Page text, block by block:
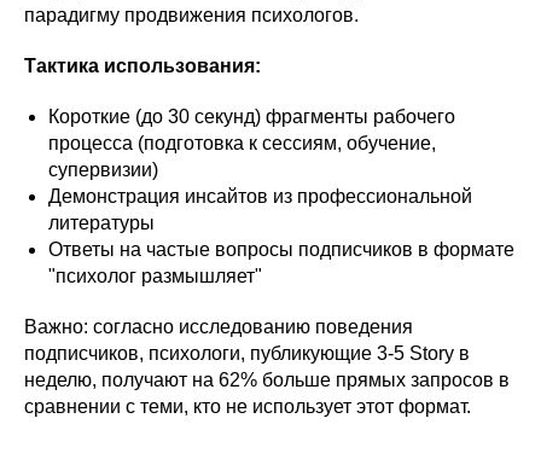
парадигму продвижения психологов.
Тактика использования:
Короткие (до 30 секунд) фрагменты рабочего
процесса (подготовка к сессиям, обучение,
супервизии)
Демонстрация инсайтов из профессиональной
литературы
Ответы на частые вопросы подписчиков в формате
"психолог размышляет"
Важно: согласно исследованию поведения
подписчиков, психологи, публикующие 3-5 Story в
неделю, получают на 62% больше прямых запросов в
сравнении с теми, кто не использует этот формат.